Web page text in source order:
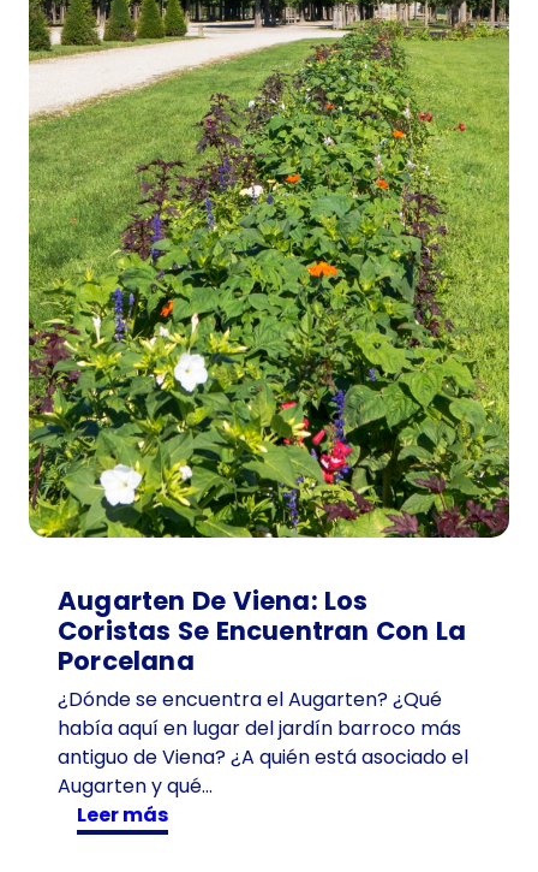
Augarten De Viena: Los
Coristas Se Encuentran Con La
Porcelana
¿Dónde se encuentra el Augarten? ¿Qué
había aquí en lugar del jardín barroco más
antiguo de Viena? ¿A quién está asociado el
Augarten y qué…
Leer más:
A